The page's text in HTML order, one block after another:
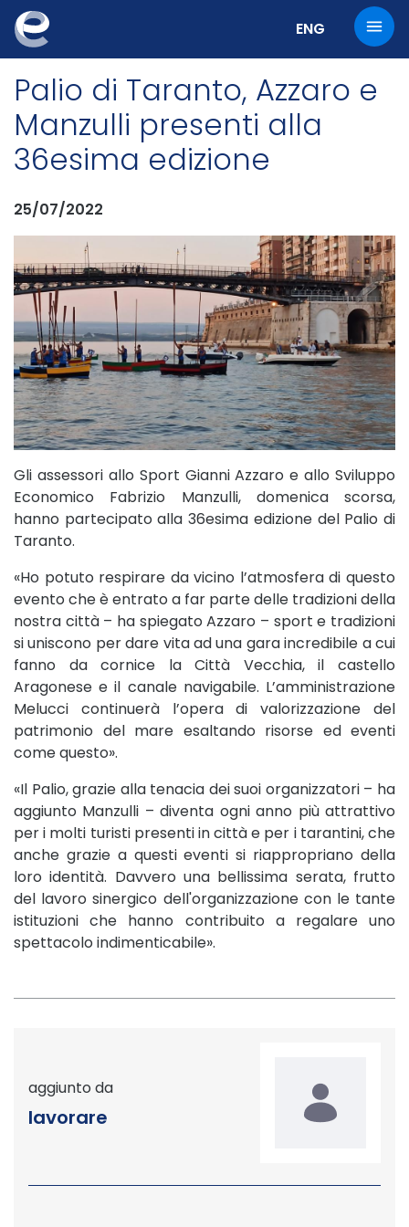
Cambia la
ENG
Palio di Taranto, Azzaro e
Manzulli presenti alla
36esima edizione
25/07/2022
Gli assessori allo Sport Gianni Azzaro e allo Sviluppo
Economico Fabrizio Manzulli, domenica scorsa,
hanno partecipato alla 36esima edizione del Palio di
Taranto.
«Ho potuto respirare da vicino l’atmosfera di questo
evento che è entrato a far parte delle tradizioni della
nostra città – ha spiegato Azzaro – sport e tradizioni
si uniscono per dare vita ad una gara incredibile a cui
fanno da cornice la Città Vecchia, il castello
Aragonese e il canale navigabile. L’amministrazione
Melucci continuerà l’opera di valorizzazione del
patrimonio del mare esaltando risorse ed eventi
come questo».
«Il Palio, grazie alla tenacia dei suoi organizzatori – ha
aggiunto Manzulli – diventa ogni anno più attrattivo
per i molti turisti presenti in città e per i tarantini, che
anche grazie a questi eventi si riappropriano della
loro identità. Davvero una bellissima serata, frutto
del lavoro sinergico dell'organizzazione con le tante
istituzioni che hanno contribuito a regalare uno
spettacolo indimenticabile».
aggiunto da
lavorare